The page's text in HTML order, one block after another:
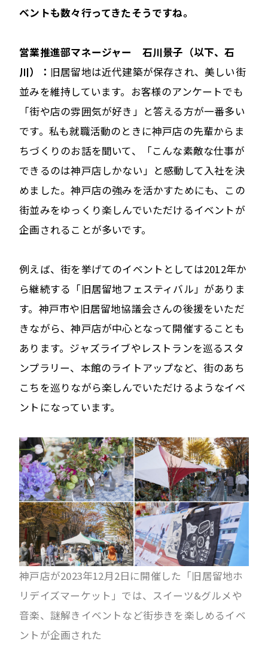
ベントも数々行ってきたそうですね。
営業推進部マネージャー 石川景子（以下、石
川）： 旧居留地は近代建築が保存され、美しい街
並みを維持しています。お客様のアンケートでも
「街や店の雰囲気が好き」と答える方が一番多い
です。私も就職活動のときに神戸店の先輩からま
ちづくりのお話を聞いて、「こんな素敵な仕事が
できるのは神戸店しかない」と感動して入社を決
めました。神戸店の強みを活かすためにも、この
街並みをゆっくり楽しんでいただけるイベントが
企画されることが多いです。
例えば、街を挙げてのイベントとしては2012年か
ら継続する「旧居留地フェスティバル」がありま
す。神戸市や旧居留地協議会さんの後援をいただ
きながら、神戸店が中心となって開催することも
あります。ジャズライブやレストランを巡るスタ
ンプラリー、本館のライトアップなど、街のあち
こちを巡りながら楽しんでいただけるようなイベ
ントになっています。
神戸店が2023年12月2日に開催した「旧居留地ホ
リデイズマーケット」では、スイーツ&グルメや
音楽、謎解きイベントなど街歩きを楽しめるイベ
ントが企画された